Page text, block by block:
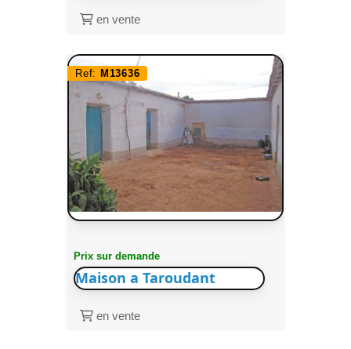
en vente
Ref: M13636
Prix sur demande
Maison a Taroudant
en vente